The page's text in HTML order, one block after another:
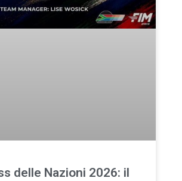
delle Nazioni 2026: il